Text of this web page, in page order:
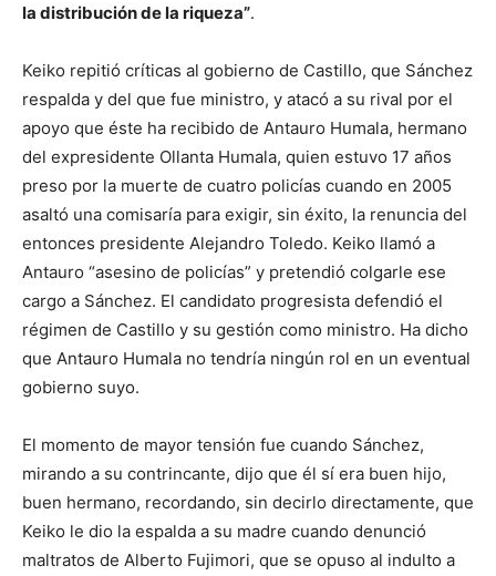
la distribución de la riqueza”.
Keiko repitió críticas al gobierno de Castillo, que Sánchez
respalda y del que fue ministro, y atacó a su rival por el
apoyo que éste ha recibido de Antauro Humala, hermano
del expresidente Ollanta Humala, quien estuvo 17 años
preso por la muerte de cuatro policías cuando en 2005
asaltó una comisaría para exigir, sin éxito, la renuncia del
entonces presidente Alejandro Toledo. Keiko llamó a
Antauro “asesino de policías” y pretendió colgarle ese
cargo a Sánchez. El candidato progresista defendió el
régimen de Castillo y su gestión como ministro. Ha dicho
que Antauro Humala no tendría ningún rol en un eventual
gobierno suyo.
El momento de mayor tensión fue cuando Sánchez,
mirando a su contrincante, dijo que él sí era buen hijo,
buen hermano, recordando, sin decirlo directamente, que
Keiko le dio la espalda a su madre cuando denunció
maltratos de Alberto Fujimori, que se opuso al indulto a